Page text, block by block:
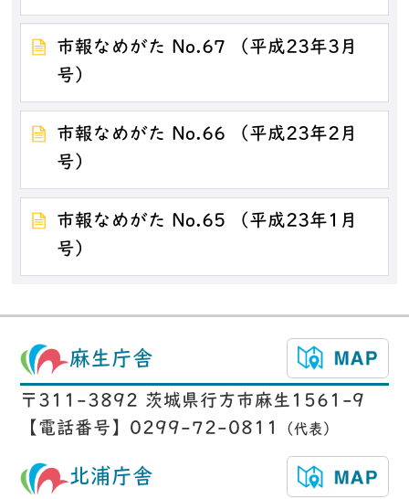
市報なめがた No.67 （平成23年3月
号）
市報なめがた No.66 （平成23年2月
号）
市報なめがた No.65 （平成23年1月
号）
麻生庁舎
〒311-3892 茨城県行方市麻生1561-9
【電話番号】0299-72-0811
（代表）
北浦庁舎